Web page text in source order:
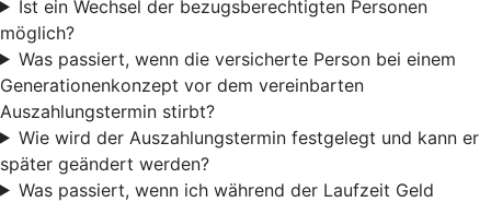
Ist ein Wechsel der bezugsberechtigten Personen
möglich?
Was passiert, wenn die versicherte Person bei einem
Generationenkonzept vor dem vereinbarten
Auszahlungstermin stirbt?
Wie wird der Auszahlungstermin festgelegt und kann er
später geändert werden?
Was passiert, wenn ich während der Laufzeit Geld